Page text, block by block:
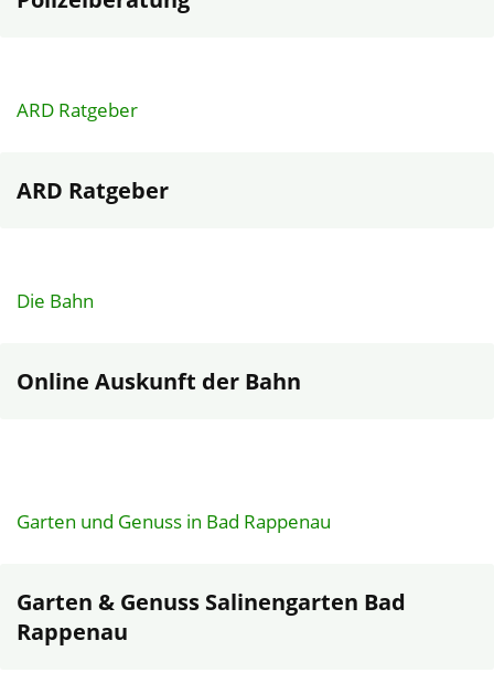
ARD Ratgeber
ARD Ratgeber
Die Bahn
Online Auskunft der Bahn
Garten und Genuss in Bad Rappenau
Garten & Genuss Salinengarten Bad
Rappenau